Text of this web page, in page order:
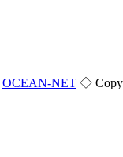
OCEAN-NET ◇